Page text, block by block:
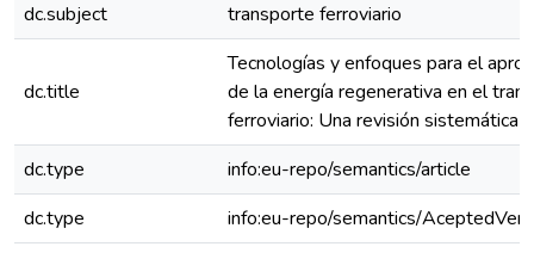
dc.subject
transporte ferroviario
dc.title
Tecnologías y enfoques para el
de la energía regenerativa en el
ferroviario: Una revisión sistemática
dc.type
info:eu-repo/semantics/article
dc.type
info:eu-repo/semantics/